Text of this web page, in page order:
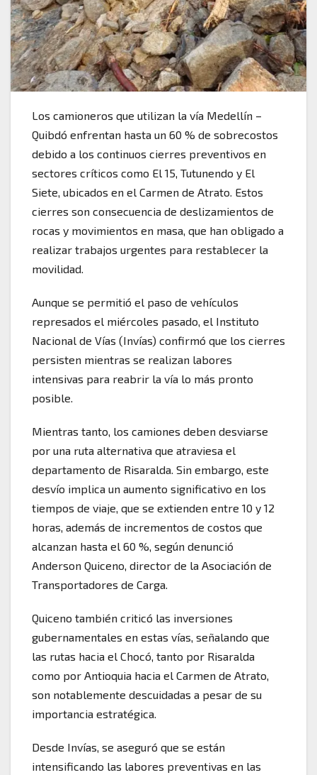
Los camioneros que utilizan la vía Medellín –
Quibdó enfrentan hasta un 60 % de sobrecostos
debido a los continuos cierres preventivos en
sectores críticos como El 15, Tutunendo y El
Siete, ubicados en el Carmen de Atrato. Estos
cierres son consecuencia de deslizamientos de
rocas y movimientos en masa, que han obligado a
realizar trabajos urgentes para restablecer la
movilidad.
Aunque se permitió el paso de vehículos
represados el miércoles pasado, el Instituto
Nacional de Vías (Invías) confirmó que los cierres
persisten mientras se realizan labores
intensivas para reabrir la vía lo más pronto
posible.
Mientras tanto, los camiones deben desviarse
por una ruta alternativa que atraviesa el
departamento de Risaralda. Sin embargo, este
desvío implica un aumento significativo en los
tiempos de viaje, que se extienden entre 10 y 12
horas, además de incrementos de costos que
alcanzan hasta el 60 %, según denunció
Anderson Quiceno, director de la Asociación de
Transportadores de Carga.
Quiceno también criticó las inversiones
gubernamentales en estas vías, señalando que
las rutas hacia el Chocó, tanto por Risaralda
como por Antioquia hacia el Carmen de Atrato,
son notablemente descuidadas a pesar de su
importancia estratégica.
Desde Invías, se aseguró que se están
intensificando las labores preventivas en las